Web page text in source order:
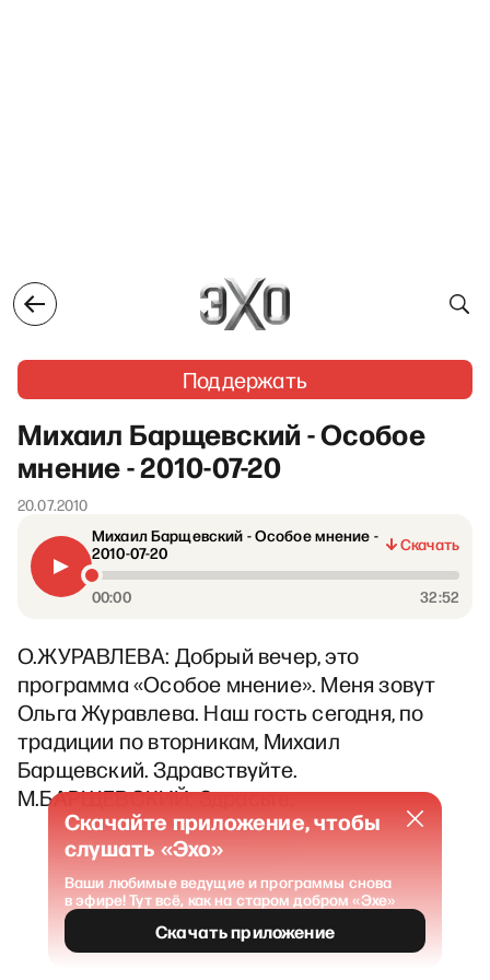
Поддержать
Михаил Барщевский - Особое
мнение - 2010-07-20
20.07.2010
Михаил Барщевский - Особое мнение -
2010-07-20
Скачать
00:00 32:52
О.ЖУРАВЛЕВА: Добрый вечер, это
программа «Особое мнение». Меня зовут
Ольга Журавлева. Наш гость сегодня, по
традиции по вторникам, Михаил
Барщевский. Здравствуйте.
М.БАРЩЕВСКИЙ: Здрасьте.
Скачайте приложение, чтобы
слушать «Эхо»
Ваши любимые ведущие и программы снова
в эфире! Тут всё, как на старом добром «Эхе»
Скачать приложение